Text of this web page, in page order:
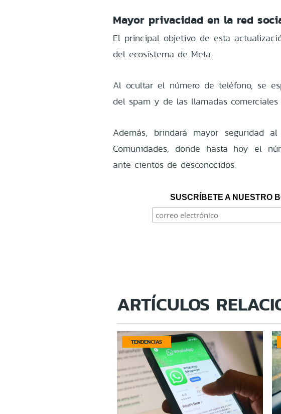
Mayor privacidad en la red
El principal objetivo de esta
del ecosistema de Meta.
Al ocultar el número de teléfono, se
del spam y de las llamadas comerciales
Además, brindará mayor seguridad
Comunidades, donde hasta hoy el
ante cientos de desconocidos.
SUSCRÍBETE A NUESTRO
ARTÍCULOS
TENDENCIAS